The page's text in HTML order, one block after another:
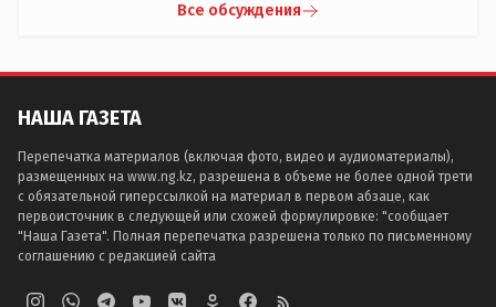
Все обсуждения
НАША ГАЗЕТА
Перепечатка материалов (включая фото, видео и аудиоматериалы),
размещенных на www.ng.kz, разрешена в объеме не более одной трети
с обязательной гиперссылкой на материал в первом абзаце, как
первоисточник в следующей или схожей формулировке: "сообщает
"Наша Газета". Полная перепечатка разрешена только по письменному
соглашению с редакцией сайта